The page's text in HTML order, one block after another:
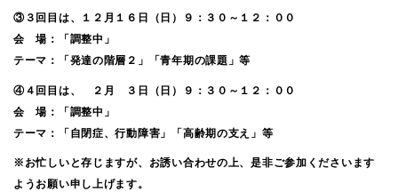
③３回目は、１２月１６日（日）９：３０～１２：００
会 場：「調整中」
テーマ：「発達の階層２」「青年期の課題」等
④４回目は、 ２月 ３日（日）９：３０～１２：００
会 場：「調整中」
テーマ：「自閉症、行動障害」「高齢期の支え」等
※お忙しいと存じますが、お誘い合わせの上、是非ご参加くださいます
ようお願い申し上げます。